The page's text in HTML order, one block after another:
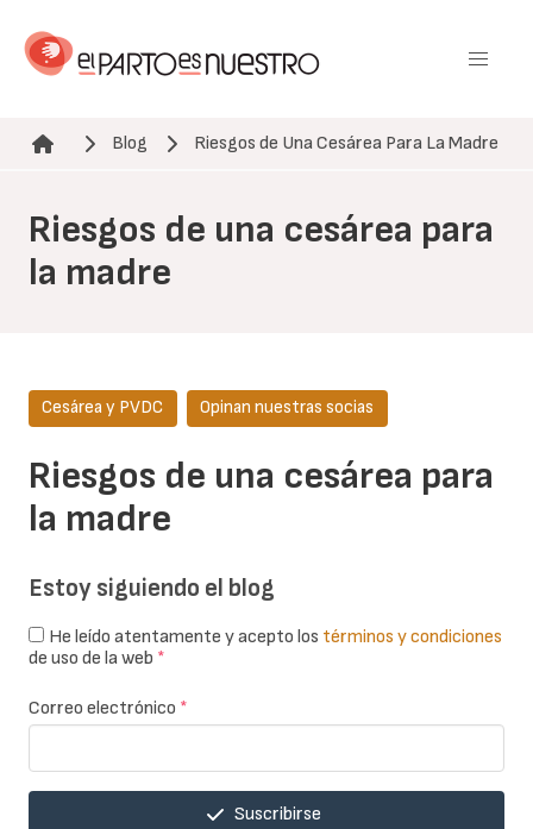
contenido
Ruta de navegación
Blog Riesgos de Una Cesárea Para La Madre
Riesgos de una cesárea para
la madre
Riesgos de una cesárea para
la madre
Cesárea y PVDC Opinan nuestras socias
Estoy siguiendo el blog
He leído atentamente y acepto los términos y condiciones
de uso de la web *
Correo electrónico *
Suscribirse